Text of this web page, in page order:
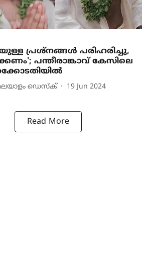
പ്രശ്നങ്ങള്‍ പരിഹരിച്ചു,
പന്തീരാങ്കാവ് കേസിലെ
ഡെസ്ക്
19 Jun 2024
Read More